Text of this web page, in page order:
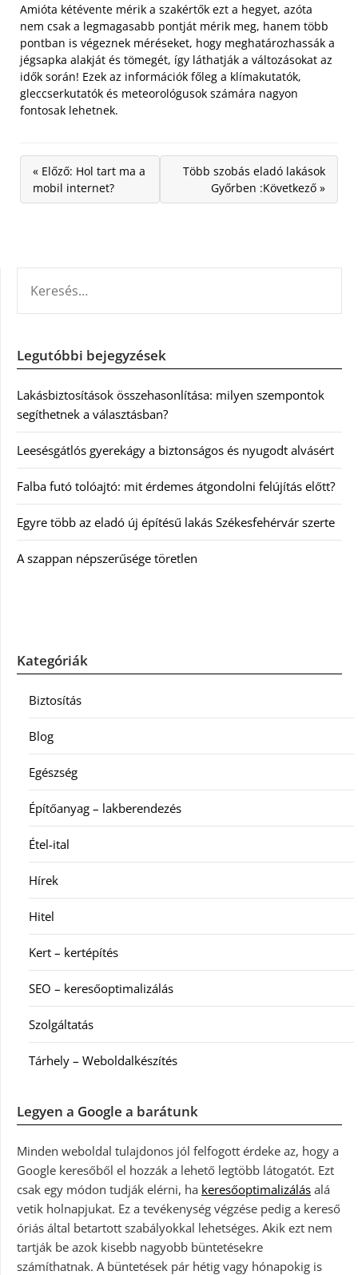
Amióta kétévente mérik a szakértők ezt a hegyet, azóta
nem csak a legmagasabb pontját mérik meg, hanem több
pontban is végeznek méréseket, hogy meghatározhassák a
jégsapka alakját és tömegét, így láthatják a változásokat az
idők során! Ezek az információk főleg a klímakutatók,
gleccserkutatók és meteorológusok számára nagyon
fontosak lehetnek.
« Előző: Hol tart ma a
mobil internet?
Több szobás eladó lakások
Győrben :Következő »
Legutóbbi bejegyzések
Lakásbiztosítások összehasonlítása: milyen szempontok
segíthetnek a választásban?
Leesésgátlós gyerekágy a biztonságos és nyugodt alvásért
Falba futó tolóajtó: mit érdemes átgondolni felújítás előtt?
Egyre több az eladó új építésű lakás Székesfehérvár szerte
A szappan népszerűsége töretlen
Kategóriák
Biztosítás
Blog
Egészség
Építőanyag – lakberendezés
Étel-ital
Hírek
Hitel
Kert – kertépítés
SEO – keresőoptimalizálás
Szolgáltatás
Tárhely – Weboldalkészítés
Legyen a Google a barátunk
Minden weboldal tulajdonos jól felfogott érdeke az, hogy a
Google keresőből el hozzák a lehető legtöbb látogatót. Ezt
csak egy módon tudják elérni, ha keresőoptimalizálás alá
vetik holnapjukat. Ez a tevékenység végzése pedig a kereső
óriás által betartott szabályokkal lehetséges. Akik ezt nem
tartják be azok kisebb nagyobb büntetésekre
számíthatnak. A büntetések pár hétig vagy hónapokig is